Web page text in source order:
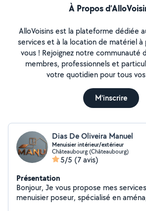
À Propos
AlloVoisins est la plateforme dédiée
services et à la location de matériel à
vous ! Rejoignez notre communauté
membres, professionnels et
votre quotidien pour tous
M'inscrire
Dias De Oliveira Manuel
Menuisier intérieur/extérieur
Châteaubourg (Châteaubourg)
5/5 (7 avis)
Présentation
Bonjour, Je vous propose mes services en tant que
menuisier poseur, spécialisé en